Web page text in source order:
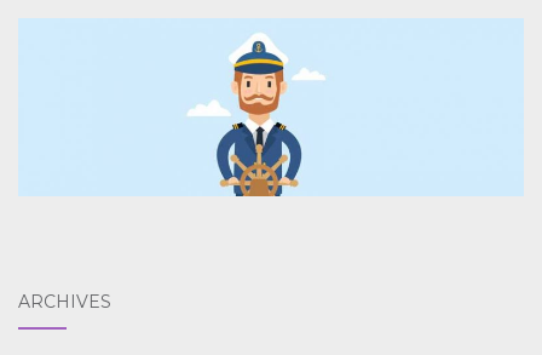
ARCHIVES